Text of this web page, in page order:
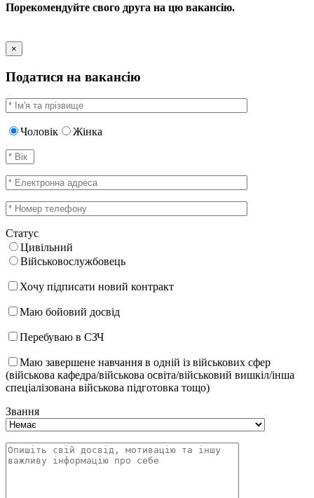
Порекомендуйте свого друга на цю вакансію.
×
Податися на вакансію
Чоловік Жінка
Статус
Цивільний
Військовослужбовець
Хочу підписати новий контракт
Маю бойовий досвід
Перебуваю в СЗЧ
Маю завершене навчання в одній із військових сфер
(військова кафедра/військова освіта/військовий вишкіл/інша
спеціалізована військова підготовка тощо)
Звання